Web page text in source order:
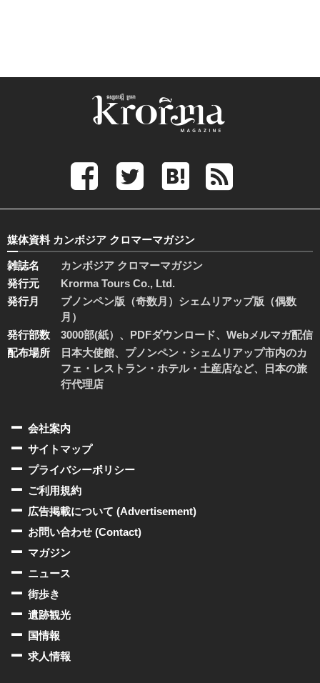
媒体資料 カンボジア クロマーマガジン
雑誌名
カンボジア クロマーマガジン
発行元
Krorma Tours Co., Ltd.
発行月
プノンペン版（奇数月）シェムリアップ版（偶数
月）
発行部数
3000部(紙）、PDFダウンロード、Webメルマガ配信
配布場所
日本大使館、プノンペン・シェムリアップ市内のカ
フェ・レストラン・ホテル・土産店など、日本の旅
行代理店
会社案内
サイトマップ
プライバシーポリシー
ご利用規約
広告掲載について (Advertisement)
お問い合わせ (Contact)
マガジン
ニュース
街歩き
遺跡観光
国情報
求人情報